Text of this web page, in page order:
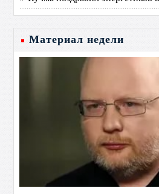
Материал недели